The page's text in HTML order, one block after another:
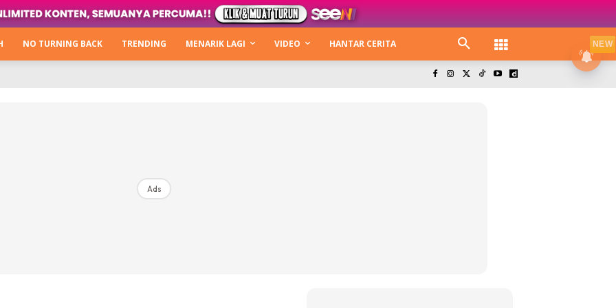
Hijabista
Next Level
NO TURNING BACK TRENDING MENARIK LAGI VIDEO HANTAR CERITA
Ads
NEW